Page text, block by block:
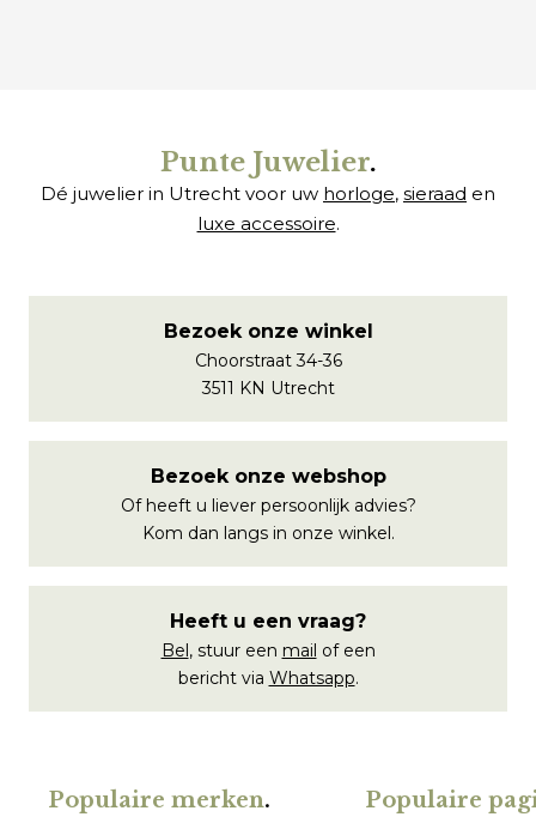
Punte Juwelier.
Dé juwelier in Utrecht voor uw horloge, sieraad en
luxe accessoire.
Bezoek onze winkel
Choorstraat 34-36
3511 KN Utrecht
Bezoek onze webshop
Of heeft u liever persoonlijk advies?
Kom dan langs in onze winkel.
Heeft u een vraag?
Bel, stuur een mail of een
bericht via Whatsapp.
Populaire merken. Populaire